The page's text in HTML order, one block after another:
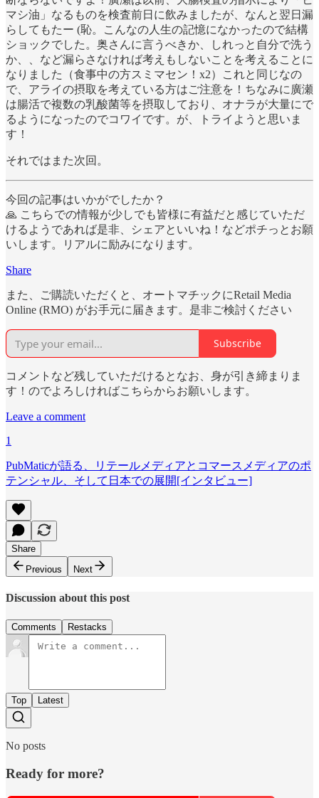
マシ油」なるものを検査前日に飲みましたが、なんと翌日漏
らしてもたー (恥。こんなの人生の記憶になかったので結構
ショックでした。奥さんに言うべきか、しれっと自分で洗う
か、、など漏らさなければ考えもしないことを考えることに
なりました（食事中の方スミマセン！x2）これと同じなの
で、アライの摂取を考えている方はご注意を！ちなみに廣瀬
は腸活で複数の乳酸菌等を摂取しており、オナラが大量にで
るようになったのでコワイです。が、トライようと思いま
す！
それではまた次回。
今回の記事はいかがでしたか？
🙏 こちらでの情報が少しでも皆様に有益だと感じていただ
けるようであれば是非、シェアといいね！などポチっとお願
いします。リアルに励みになります。
Share
また、ご購読いただくと、オートマチックにRetail Media
Online (RMO) がお手元に届きます。是非ご検討ください
Subscribe
コメントなど残していただけるとなお、身が引き締まりま
す！のでよろしければこちらからお願いします。
Leave a comment
1
PubMaticが語る、リテールメディアとコマースメディアのポ
テンシャル、そして日本での展開[インタビュー]
Share
Previous
Next
Discussion about this post
Comments Restacks
Top Latest
No posts
Ready for more?